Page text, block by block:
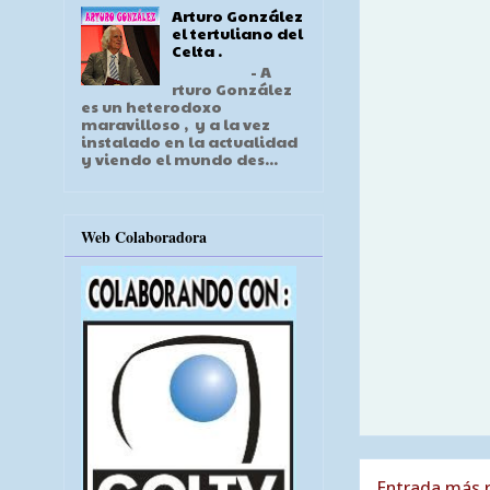
Arturo González
el tertuliano del
Celta .
- A
rturo González
es un heterodoxo
maravilloso , y a la vez
instalado en la actualidad
y viendo el mundo des...
Web Colaboradora